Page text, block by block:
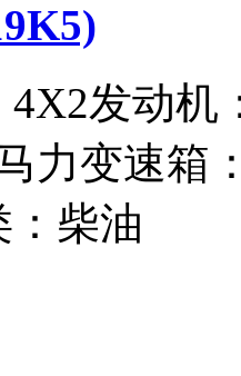
4X2发动机
力变速箱
柴油